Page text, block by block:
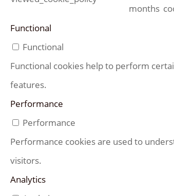
months
Functional
Functional
Functional cookies help to perform
features.
Performance
Performance
Performance cookies are used to
visitors.
Analytics